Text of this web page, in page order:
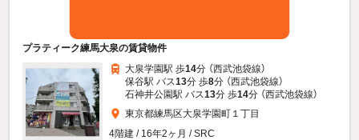
プラティーク練馬大泉の賃貸物件
大泉学園駅 歩14分 （西武池袋線）
保谷駅 バス13分 歩8分 （西武池袋線）
石神井公園駅 バス13分 歩14分 （西武池袋線）
東京都練馬区大泉学園町１丁目
4階建 / 16年2ヶ月 / SRC